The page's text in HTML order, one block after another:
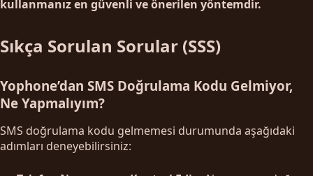
kullanmanız en güvenli ve önerilen yöntemdir.
Sıkça Sorulan Sorular (SSS)
Yophone’dan SMS Doğrulama Kodu Gelmiyor,
Ne Yapmalıyım?
SMS doğrulama kodu gelmemesi durumunda aşağıdaki
adımları deneyebilirsiniz: